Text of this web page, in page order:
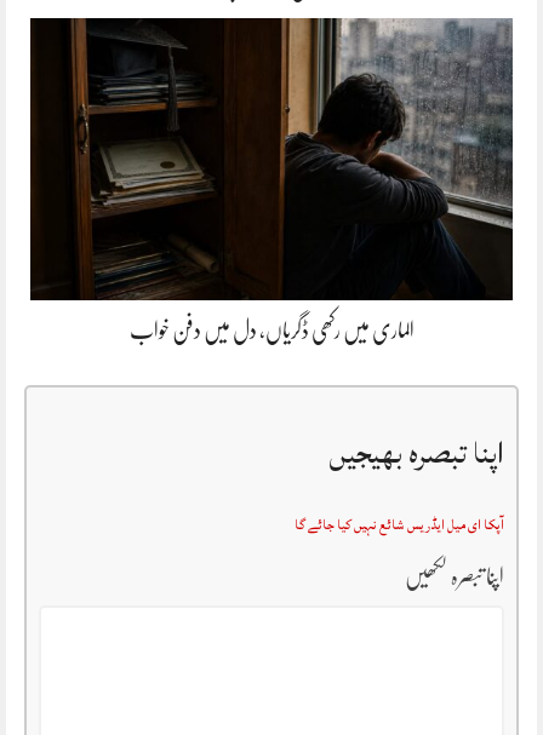
الماری میں رکھی ڈگریاں، دل میں دفن خواب
اپنا تبصرہ بھیجیں
آپکا ای میل ایڈریس شائع نہیں کیا جائے گا
اپنا تبصرہ لکھیں